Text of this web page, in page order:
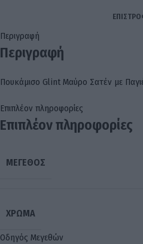
Περιγραφή
Περιγραφή
Πουκάμισο Glint Μαύρο Σατέν με
Επιπλέον πληροφορίες
Επιπλέον πληροφορίες
ΜΈΓΕΘΟΣ
ΧΡΏΜΑ
Οδηγός Μεγεθών